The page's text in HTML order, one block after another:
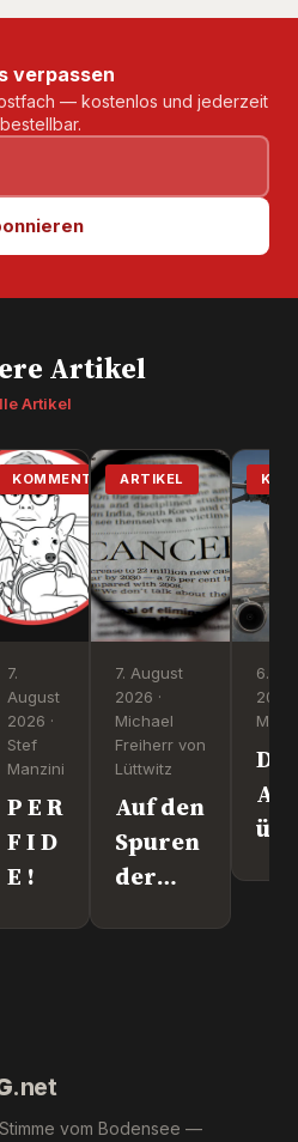
verpassen
— kostenlos und jederzeit
Artikel
Artikel
KOMMENTAR
7.
August
2026 ·
Stef
Manzini
P E R
F I D
E !
ARTIKEL
7. August
2026 ·
Michael
Freiherr von
Lüttwitz
Auf den
Spuren
der
6.
2026
.net
vom Bodensee —